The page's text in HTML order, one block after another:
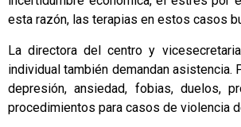
esta razón, las terapias en estos casos
La directora del centro y
individual también demandan
depresión, ansiedad, fobias, duelos,
procedimientos para casos de violencia